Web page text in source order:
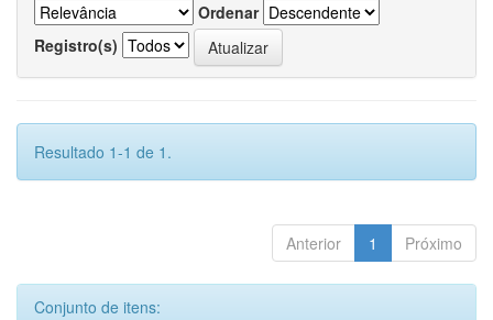
Ordenar
Registro(s)
Resultado 1-1 de 1.
Anterior 1 Próximo
Conjunto de itens: